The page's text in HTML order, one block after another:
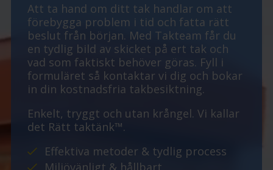
Att ta hand om ditt tak handlar om att
förebygga problem i tid och fatta rätt
beslut från början. Med Takteam får du
en tydlig bild av skicket på ert tak och
vad som faktiskt behöver göras. Fyll i
formuläret så kontaktar vi dig och bokar
in din kostnadsfria takbesiktning.
Enkelt, tryggt och utan krångel. Vi kallar
det Rätt taktänk™.
Effektiva metoder & tydlig process